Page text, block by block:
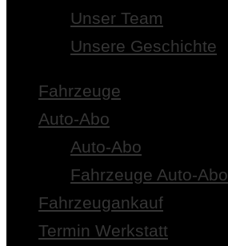
Unser Team
Unsere Geschichte
Fahrzeuge
Auto-Abo
Auto-Abo
Fahrzeuge Auto-Abo
Fahrzeugankauf
Termin Werkstatt